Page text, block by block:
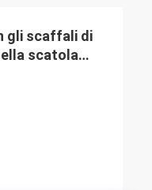
gli scaffali di
scatola